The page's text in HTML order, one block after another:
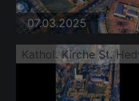
07.03.2025